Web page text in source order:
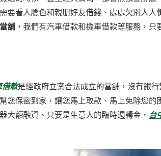
要看人臉色和親朋好友借錢、處處欠別人人
舖 ，我們有汽車借款和機車借款等服務，只
借款是經政府立案合法成立的當舖，沒有銀
您保密到家，讓您馬上取款、馬上免除您的
大額融資、只要是生意人的臨時週轉金， 台